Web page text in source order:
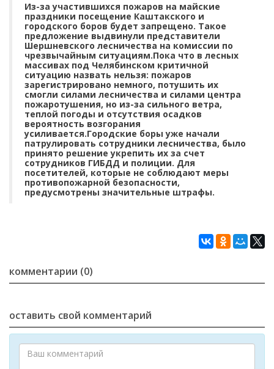
Из-за участившихся пожаров на майские
праздники посещение Каштакского и
городского боров будет запрещено. Такое
предложение выдвинули представители
Шершневского лесничества на комиссии по
чрезвычайным ситуациям.Пока что в лесных
массивах под Челябинском критичной
ситуацию назвать нельзя: пожаров
зарегистрировано немного, потушить их
смогли силами лесничества и силами центра
пожаротушения, но из-за сильного ветра,
теплой погоды и отсутствия осадков
вероятность возгорания
усиливается.Городские боры уже начали
патрулировать сотрудники лесничества, было
принято решение укрепить их за счет
сотрудников ГИБДД и полиции. Для
посетителей, которые не соблюдают меры
противопожарной безопасности,
предусмотрены значительные штрафы.
комментарии (0)
оставить свой комментарий